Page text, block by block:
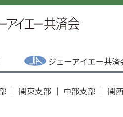
ジェーアイエー共済
｜ 関東支部 ｜ 中部支部 ｜ 関